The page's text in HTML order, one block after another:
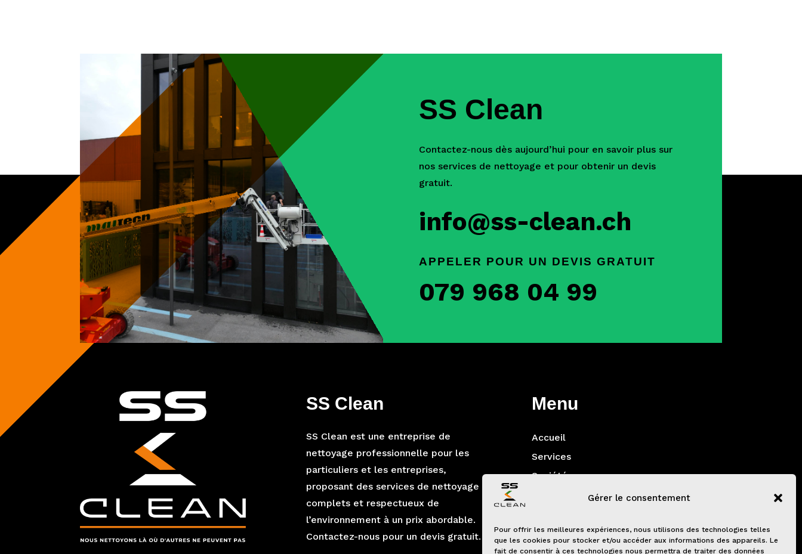
Gérer le consentement
Pour offrir les meilleures expériences, nous utilisons des technologies telles
que les cookies pour stocker et/ou accéder aux informations des appareils. Le
fait de consentir à ces technologies nous permettra de traiter des données
SS Clean
Contactez-nous dès aujourd’hui pour en savoir plus sur
nos services de nettoyage et pour obtenir un devis
gratuit.
info@ss-clean.ch
APPELER POUR UN DEVIS GRATUIT
079 968 04 99
SS Clean
SS Clean est une entreprise de
nettoyage professionnelle pour les
particuliers et les entreprises,
proposant des services de nettoyage
complets et respectueux de
l’environnement à un prix abordable.
Contactez-nous pour un devis gratuit.
Menu
Accueil
Services
Société